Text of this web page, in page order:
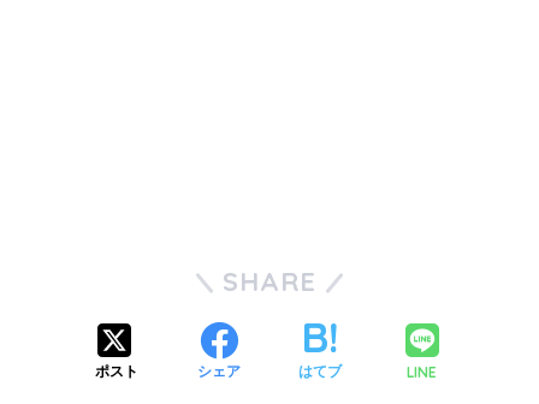
SHARE
ポスト シェア はてブ LINE